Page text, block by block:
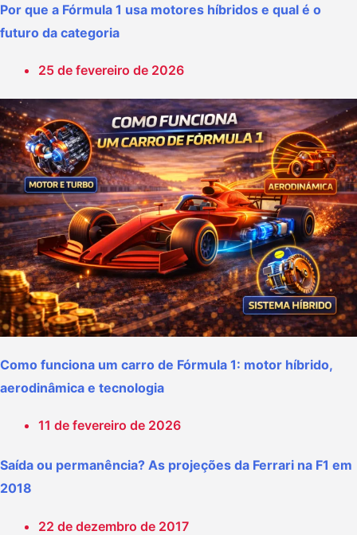
Por que a Fórmula 1 usa motores híbridos e qual é o
futuro da categoria
25 de fevereiro de 2026
Como funciona um carro de Fórmula 1: motor híbrido,
aerodinâmica e tecnologia
11 de fevereiro de 2026
Saída ou permanência? As projeções da Ferrari na F1 em
2018
22 de dezembro de 2017